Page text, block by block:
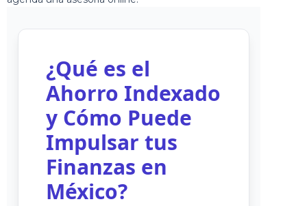
¿Qué es el
Ahorro Indexado
y Cómo Puede
Impulsar tus
Finanzas en
México?